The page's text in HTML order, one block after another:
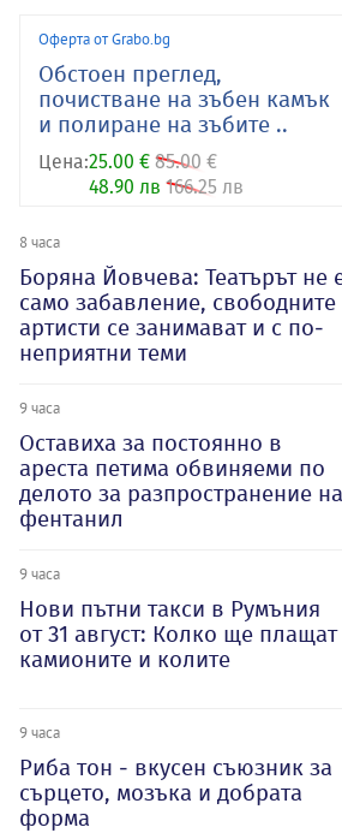
Оферта от Grabo.bg
Обстоен преглед,
почистване на зъбен камък
и полиране на зъбите ..
Цена:25.00 € 85.00 €
48.90 лв 166.25 лв
8 часа
Боряна Йовчева: Театърът не
само забавление, свободните
артисти се занимават и с по-
неприятни теми
9 часа
Оставиха за постоянно в
ареста петима обвиняеми по
делото за разпространение на
фентанил
9 часа
Нови пътни такси в Румъния
от 31 август: Колко ще плащат
камионите и колите
9 часа
Риба тон - вкусен съюзник за
сърцето, мозъка и добрата
форма